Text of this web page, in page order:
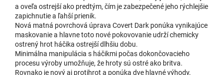
a oveľa ostrejší ako predtým, čím je zabezpečené jeho rýchlejšie
zapichnutie a ľahší prienik.
Nová matná povrchová úprava Covert Dark ponúka vynikajúce
maskovanie a hlavne toto nové pokovovanie udrží chemicky
ostrený hrot háčika ostrejší dlhšiu dobu.
Minimálna manipulácia s háčikmi počas dokončovacieho
procesu výroby umožňuje, že hroty sú ostré ako britva.
Rovnako je nový aj protihrot a ponúka dve hlavné výhody,